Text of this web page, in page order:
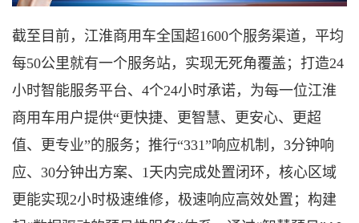
截至目前，江淮商用车全国超1600个服务渠道，平均
每50公里就有一个服务站，实现无死角覆盖；打造24
小时智能服务平台、4个24小时承诺，为每一位江淮
商用车用户提供“更快捷、更智慧、更安心、更超
值、更专业”的服务；推行“331”响应机制，3分钟响
应、30分钟出方案、1天内完成处置闭环，核心区域
更能实现2小时极速维修，极速响应高效处置；构建